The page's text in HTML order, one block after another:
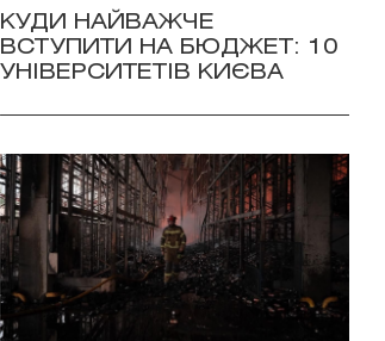
КУДИ НАЙВАЖЧЕ
ВСТУПИТИ НА БЮДЖЕТ: 10
УНІВЕРСИТЕТІВ КИЄВА